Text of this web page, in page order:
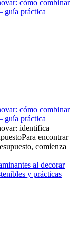
cómo combinar
guía práctica
cómo combinar
guía práctica
identifica
encontrar
comienza
al decorar
y prácticas